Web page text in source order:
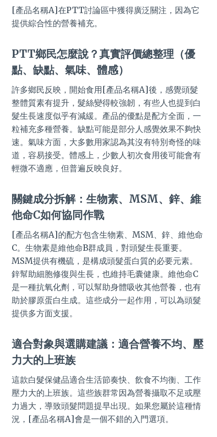
[產品名稱A]在PTT討論區中獲得廣泛關注，因為它
提供綜合性的營養補充。
PTT鄉民怎麼說？真實評價總整理（優
點、缺點、氣味、體感）
許多鄉民反映，開始食用[產品名稱A]後，感覺頭髮
整體質素有提升，髮絲變得較強韌，有些人也提到白
髮生長速度似乎有減緩。產品的優點是配方全面，一
粒補充多種營養。缺點可能是部分人感覺效果不夠快
速。氣味方面，大多數用家認為其沒有特別奇怪的味
道，容易接受。體感上，少數人初次食用後可能會有
輕微不適應，但普遍反映良好。
關鍵成分拆解：生物素、MSM、鋅、維
他命C如何協同作戰
[產品名稱A]的配方包含生物素、MSM、鋅、維他命
C。生物素是維他命B群成員，對頭髮生長重要。
MSM提供有機硫，是構成頭髮蛋白質的必要元素。
鋅幫助細胞修復與生長，也維持毛囊健康。維他命C
是一種抗氧化劑，可以幫助身體吸收其他營養，也有
助於膠原蛋白生成。這些成分一起作用，可以為頭髮
提供多方面支援。
適合對象與選購建議：適合營養不均、壓
力大的上班族
這款白髮保健品適合生活節奏快、飲食不均衡、工作
壓力大的上班族。這些族群常因為營養攝取不足或壓
力過大，導致頭髮問題提早出現。如果您屬於這種情
況，[產品名稱A]會是一個不錯的入門選項。